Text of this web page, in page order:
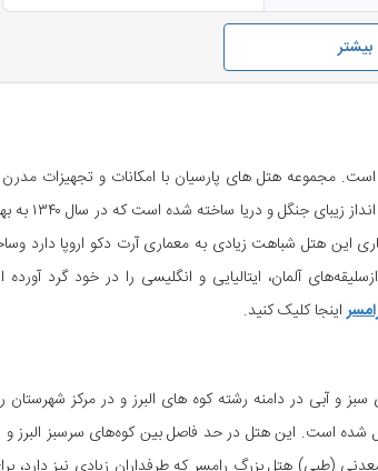
انتخاب اتاق
مجموعه هتل های پارسیان با امکانات و تجهیزات مدرن
پذیرایی از
خورشیدی به بهره‌برداری رسید. سبک معماری این هتل شباهت زیادی به معماری آرت
آلمان، ایتالیایی و انگلیسی را در خود گرد
اینجا کلیک کنید.
آبی در دامنه رشته کوه های البرز و در مرکز
شده است. این هتل در حد فاصل بین کوه‌های سرسبز البرز